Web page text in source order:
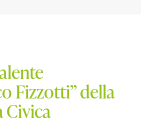
Fizzotti” della
Civica